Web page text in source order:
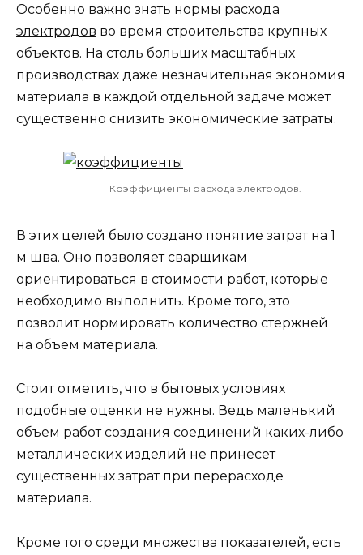
Особенно важно знать нормы расхода
электродов во время строительства крупных
объектов. На столь больших масштабных
производствах даже незначительная экономия
материала в каждой отдельной задаче может
существенно снизить экономические затраты.
Коэффициенты расхода электродов.
В этих целей было создано понятие затрат на 1
м шва. Оно позволяет сварщикам
ориентироваться в стоимости работ, которые
необходимо выполнить. Кроме того, это
позволит нормировать количество стержней
на объем материала.
Стоит отметить, что в бытовых условиях
подобные оценки не нужны. Ведь маленький
объем работ создания соединений каких-либо
металлических изделий не принесет
существенных затрат при перерасходе
материала.
Кроме того среди множества показателей, есть